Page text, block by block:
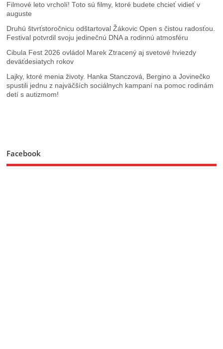
Filmové leto vrcholí! Toto sú filmy, ktoré budete chcieť vidieť v
auguste
Druhú štvrťstoročnicu odštartoval Žákovic Open s čistou radosťou.
Festival potvrdil svoju jedinečnú DNA a rodinnú atmosféru
Cibula Fest 2026 ovládol Marek Ztracený aj svetové hviezdy
deväťdesiatych rokov
Lajky, ktoré menia životy. Hanka Stanczová, Bergino a Jovinečko
spustili jednu z najväčších sociálnych kampaní na pomoc rodinám
detí s autizmom!
Facebook